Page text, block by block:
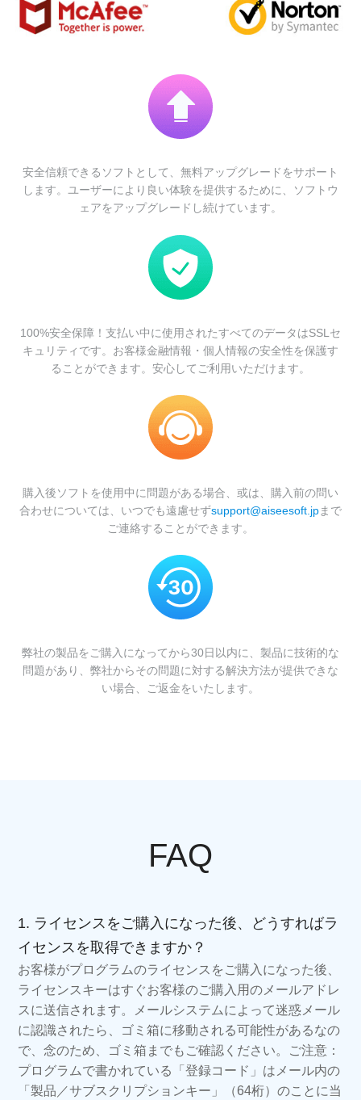
安全信頼できるソフトとして、無料アップグレードをサポート
します。ユーザーにより良い体験を提供するために、ソフトウ
ェアをアップグレードし続けています。
100%安全保障！支払い中に使用されたすべてのデータはSSLセ
キュリティです。お客様金融情報・個人情報の安全性を保護す
ることができます。安心してご利用いただけます。
購入後ソフトを使用中に問題がある場合、或は、購入前の問い
合わせについては、いつでも遠慮せずsupport@aiseesoft.jpまで
ご連絡することができます。
弊社の製品をご購入になってから30日以内に、製品に技術的な
問題があり、弊社からその問題に対する解決方法が提供できな
い場合、ご返金をいたします。
FAQ
1. ライセンスをご購入になった後、どうすればラ
イセンスを取得できますか？
お客様がプログラムのライセンスをご購入になった後、
ライセンスキーはすぐお客様のご購入用のメールアドレ
スに送信されます。メールシステムによって迷惑メール
に認識されたら、ゴミ箱に移動される可能性があるなの
で、念のため、ゴミ箱までもご確認ください。ご注意：
プログラムで書かれている「登録コード」はメール内の
「製品／サブスクリプションキー」（64桁）のことに当